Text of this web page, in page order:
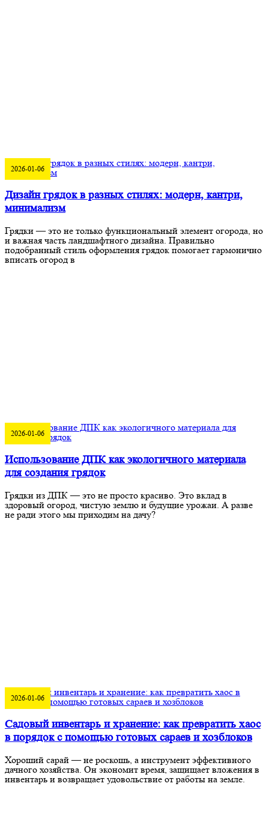
Дизайн грядок в разных стилях: модерн, кантри,
минимализм
2026-01-06
Грядки — это не только функциональный элемент огорода, но
и важная часть ландшафтного дизайна. Правильно
подобранный стиль оформления грядок помогает гармонично
вписать огород в
Использование ДПК как экологичного материала
для создания грядок
2026-01-06
Грядки из ДПК — это не просто красиво. Это вклад в
здоровый огород, чистую землю и будущие урожаи. А разве
не ради этого мы приходим на дачу?
Садовый инвентарь и хранение: как превратить хаос
в порядок с помощью готовых сараев и хозблоков
2026-01-06
Хороший сарай — не роскошь, а инструмент эффективного
дачного хозяйства. Он экономит время, защищает вложения в
инвентарь и возвращает удовольствие от работы на земле.